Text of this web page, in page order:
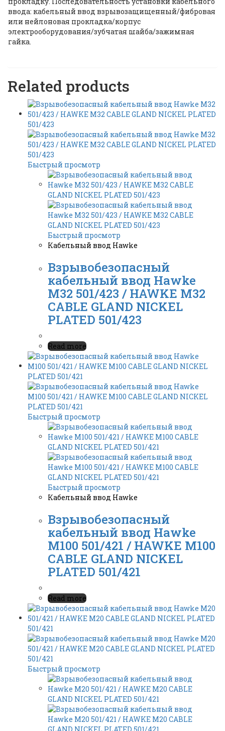
ввода: кабельный ввод взрывозащищенный/фибровая
или нейлоновая прокладка/корпус
электрооборудования/зубчатая шайба/зажимная
гайка.
Related products
Быстрый просмотр
Быстрый просмотр
Кабельный ввод Hawke
Взрывобезопасный
кабельный ввод Hawke
M32 501/423 / HAWKE M32
CABLE GLAND NICKEL
PLATED 501/423
Read more
Быстрый просмотр
Быстрый просмотр
Кабельный ввод Hawke
Взрывобезопасный
кабельный ввод Hawke
M100 501/421 / HAWKE M100
CABLE GLAND NICKEL
PLATED 501/421
Read more
Быстрый просмотр